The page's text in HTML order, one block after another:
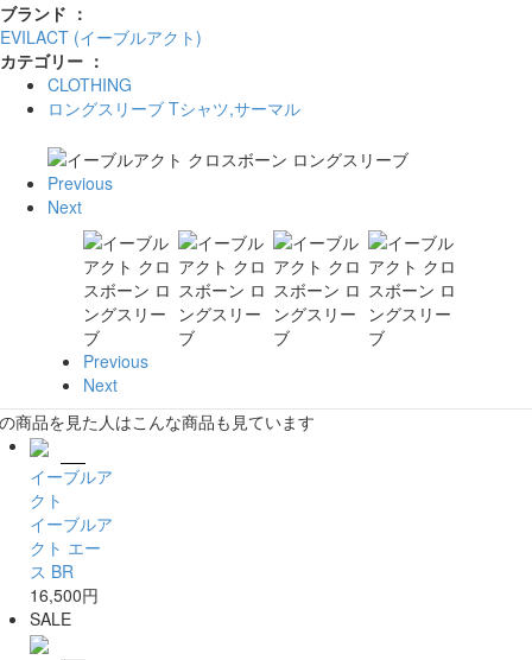
ブランド ：
EVILACT (イーブルアクト)
カテゴリー ：
CLOTHING
ロングスリーブ Tシャツ,サーマル
Previous
Next
Previous
Next
商品を見た人はこんな商品も見ています
イーブルア
クト
イーブルア
クト エー
ス BR
16,500円
SALE